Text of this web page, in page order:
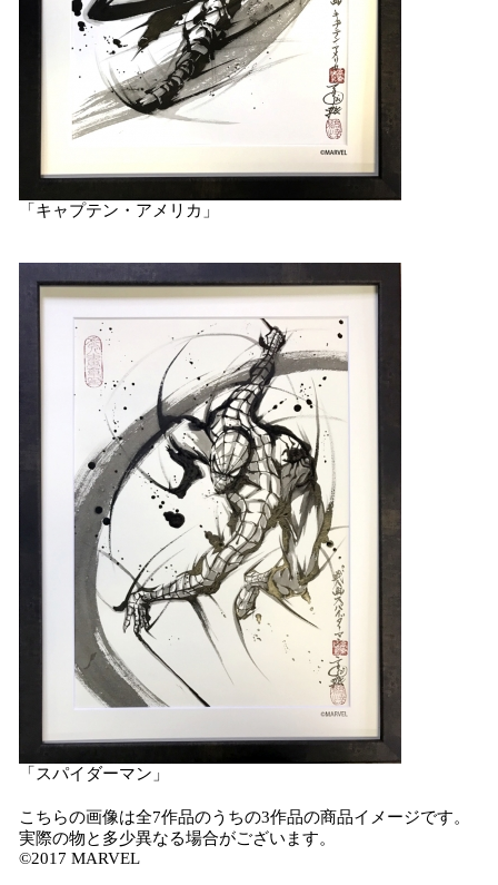
「キャプテン・アメリカ」
「スパイダーマン」
こちらの画像は全7作品のうちの3作品の商品イメージです。
実際の物と多少異なる場合がございます。
©2017 MARVEL